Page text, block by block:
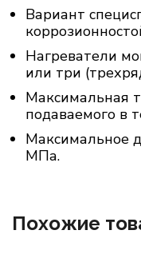
Вариант
Нагреватели
или три
Максимальная
подаваемого в
Максимальное
МПа.
Похожие